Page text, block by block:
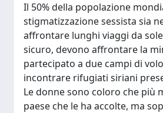
Il 50% della popolazione
stigmatizzazione sessista sia
affrontare lunghi viaggi da
sicuro, devono affrontare la
partecipato a due campi di
incontrare rifugiati siriani
Le donne sono coloro che più
paese che le ha accolte, ma